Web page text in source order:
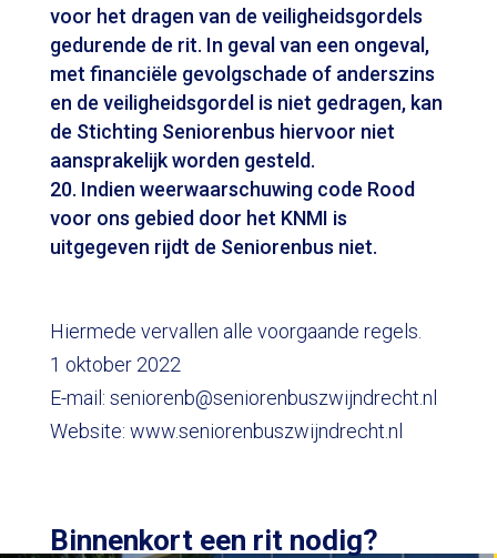
voor het dragen van de veiligheidsgordels
gedurende de rit. In geval van een ongeval,
met financiële gevolgschade of anderszins
en de veiligheidsgordel is niet gedragen, kan
de Stichting Seniorenbus hiervoor niet
aansprakelijk worden gesteld.
Indien weerwaarschuwing code Rood
voor ons gebied door het KNMI is
uitgegeven rijdt de Seniorenbus niet.
Hiermede vervallen alle voorgaande regels.
1 oktober 2022
E-mail: seniorenb@seniorenbuszwijndrecht.nl
Website: www.seniorenbuszwijndrecht.nl
Binnenkort een rit nodig?